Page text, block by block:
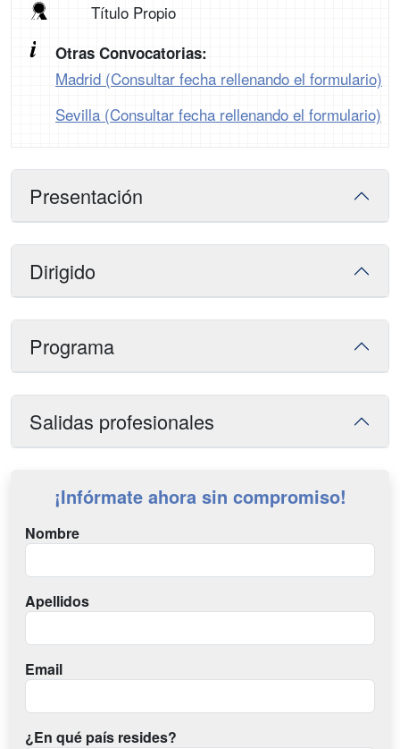
Título Propio
Otras Convocatorias:
Madrid (Consultar fecha rellenando el formulario)
Sevilla (Consultar fecha rellenando el formulario)
Presentación
Dirigido
Programa
Salidas profesionales
¡Infórmate ahora sin compromiso!
Nombre
Apellidos
Email
¿En qué país resides?